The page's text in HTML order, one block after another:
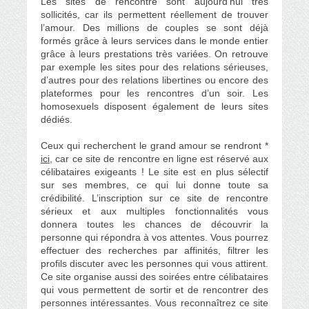
sollicités, car ils permettent réellement de trouver
l’amour. Des millions de couples se sont déjà
formés grâce à leurs services dans le monde entier
grâce à leurs prestations très variées. On retrouve
par exemple les sites pour des relations sérieuses,
d’autres pour des relations libertines ou encore des
plateformes pour les rencontres d’un soir. Les
homosexuels disposent également de leurs sites
dédiés.
Ceux qui recherchent le grand amour se rendront *
ici , car ce site de rencontre en ligne est réservé aux
célibataires exigeants ! Le site est en plus sélectif
sur ses membres, ce qui lui donne toute sa
crédibilité. L’inscription sur ce site de rencontre
sérieux et aux multiples fonctionnalités vous
donnera toutes les chances de découvrir la
personne qui répondra à vos attentes. Vous pourrez
effectuer des recherches par affinités, filtrer les
profils discuter avec les personnes qui vous attirent.
Ce site organise aussi des soirées entre célibataires
qui vous permettent de sortir et de rencontrer des
personnes intéressantes. Vous reconnaîtrez ce site